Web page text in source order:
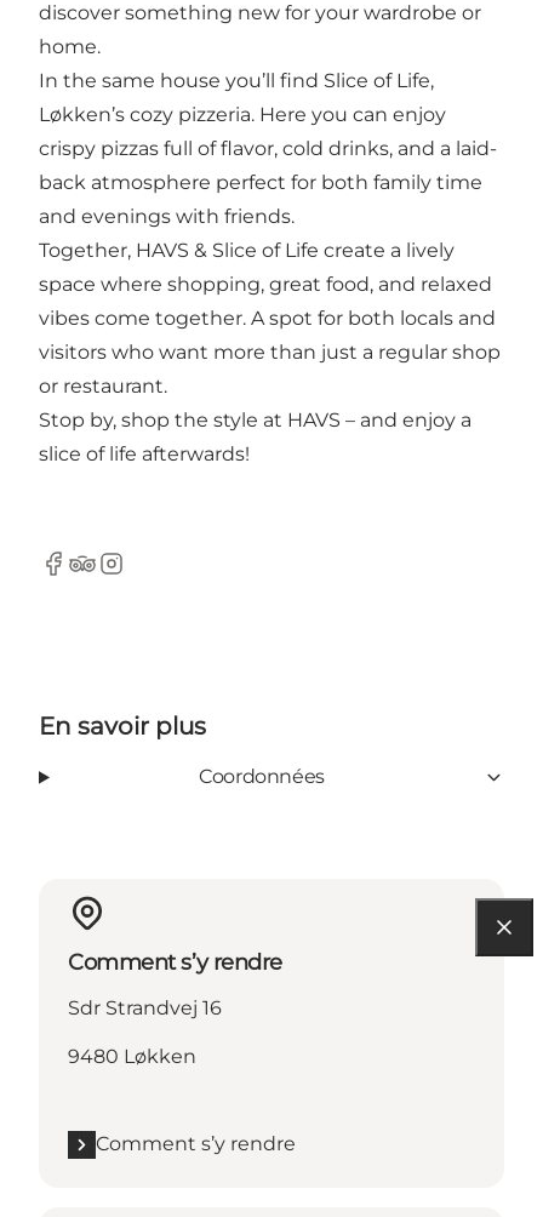
discover something new for your wardrobe or
home.
In the same house you’ll find Slice of Life,
Løkken’s cozy pizzeria. Here you can enjoy
crispy pizzas full of flavor, cold drinks, and a laid-
back atmosphere perfect for both family time
and evenings with friends.
Together, HAVS & Slice of Life create a lively
space where shopping, great food, and relaxed
vibes come together. A spot for both locals and
visitors who want more than just a regular shop
or restaurant.
Stop by, shop the style at HAVS – and enjoy a
slice of life afterwards!
Facebook
TripAdvisor
Instagram
En savoir plus
Coordonnées
Comment s’y rendre
Sdr Strandvej 16
9480 Løkken
Comment s’y rendre